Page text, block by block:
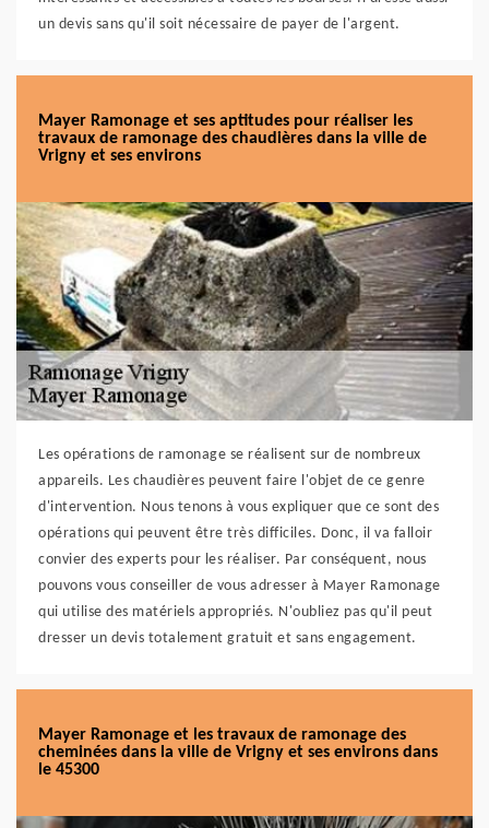
un devis sans qu'il soit nécessaire de payer de l'argent.
Mayer Ramonage et ses aptitudes pour réaliser les
travaux de ramonage des chaudières dans la ville de
Vrigny et ses environs
Les opérations de ramonage se réalisent sur de nombreux
appareils. Les chaudières peuvent faire l'objet de ce genre
d'intervention. Nous tenons à vous expliquer que ce sont des
opérations qui peuvent être très difficiles. Donc, il va falloir
convier des experts pour les réaliser. Par conséquent, nous
pouvons vous conseiller de vous adresser à Mayer Ramonage
qui utilise des matériels appropriés. N'oubliez pas qu'il peut
dresser un devis totalement gratuit et sans engagement.
Mayer Ramonage et les travaux de ramonage des
cheminées dans la ville de Vrigny et ses environs dans
le 45300